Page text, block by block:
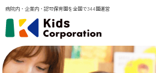
病院内・企業内・認可保育園を全国で344園運営